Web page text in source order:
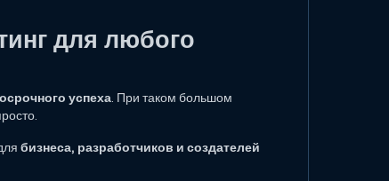
для любого
успеха. При таком большом
бизнеса, разработчиков и создателей